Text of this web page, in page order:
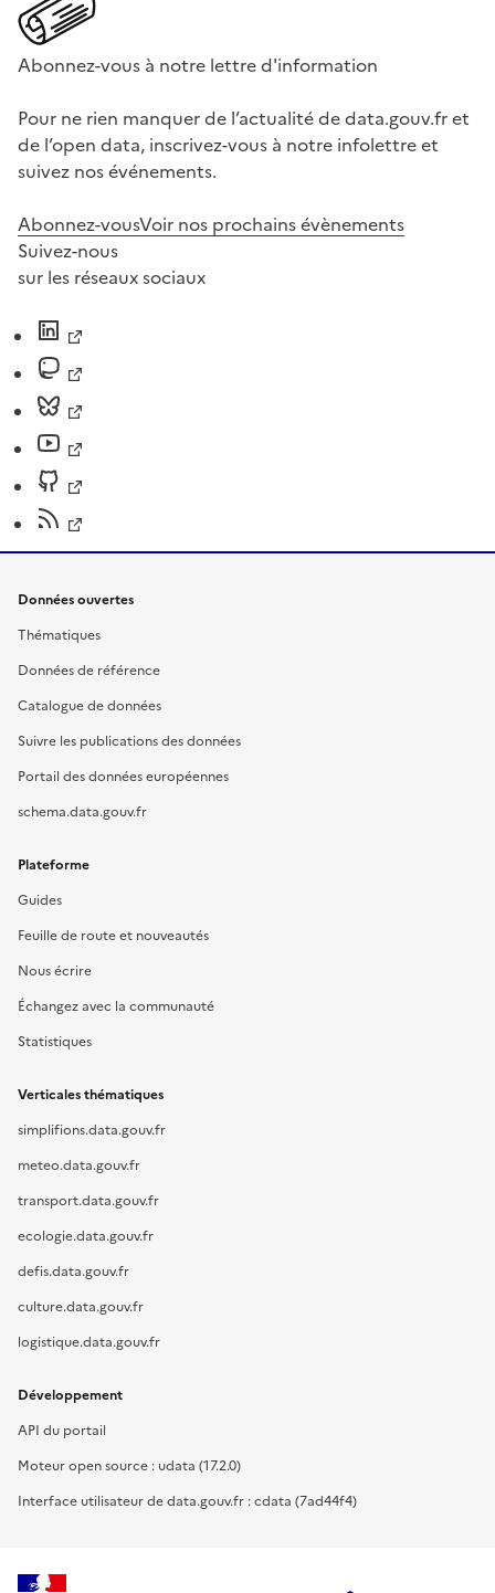
Abonnez-vous à notre lettre d'information
Pour ne rien manquer de l’actualité de data.gouv.fr et
de l’open data, inscrivez-vous à notre infolettre et
suivez nos événements.
Abonnez-vousVoir nos prochains évènements
Suivez-nous
sur les réseaux sociaux
Données ouvertes
Thématiques
Données de référence
Catalogue de données
Suivre les publications des données
Portail des données européennes
schema.data.gouv.fr
Plateforme
Guides
Feuille de route et nouveautés
Nous écrire
Échangez avec la communauté
Statistiques
Verticales thématiques
simplifions.data.gouv.fr
meteo.data.gouv.fr
transport.data.gouv.fr
ecologie.data.gouv.fr
defis.data.gouv.fr
culture.data.gouv.fr
logistique.data.gouv.fr
Développement
API du portail
Moteur open source : udata (17.2.0)
Interface utilisateur de data.gouv.fr : cdata (7ad44f4)